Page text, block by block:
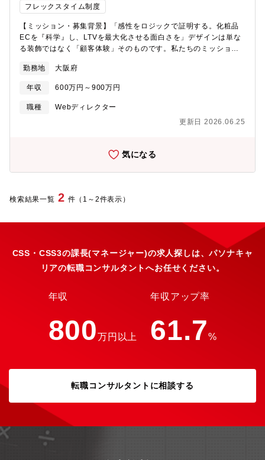
ィングを推進-グループ会社含む他部門への標準化支援とデザイン
コンサルテーション■今後の組織変革への参画-FY27以降に予定し
ている事業別チーム編成（競馬チーム / 競輪・新規公営競技チー
ム）に向けて、デザインGの運営方法を再設計。-上流設計 / 品質 /
実装 / 技術革新の4領域におけるグループ責任者候補の採用・育
デザインの両輪で価値を作る機能性だけでなく、ビジュアル・表
現・ブランド体験まで含めて設計できるポジションです。【チー
コーディングチーム：6名（協働体制あり）明るく意見を交わしや
すい雰囲気で、個人の裁量が大きい環境です。【会社・事業の成
係者に愛されるメディアへと成長しました。MIXIグループの一員
としてさらなるサービス拡大に向けてUI/UX領域を強化中です。
フレックスタイム制度
【ミッション・募集背景】「感性をロジックで証明する。化粧品
ECを『科学』し、LTVを最大化させる面白さを」デザインは単な
る装飾ではなく「顧客体験」そのものです。私たちのミッション
と。トレンドの移り変わりや事業成長のスピードが加速する中
で、データからユーザーインサイトを深く読み解き、CRMやリピ
ート戦略を見据えたマーケティング視点でのクリエイティブが不
可欠となっています。ブランドの世界観を磨き上げながら、確実
自らの手で加速させる興奮を、共に味わいましょう。【業務詳
る、KPI（CVR・LTV等）改善施策の立案と実行・ABテストを前
提としたクリエイティブ戦略の策定・撮影、イラスト、コピーラ
イティングなど、社内外パートナーのクオリティ管理▼クリエイ
デザイン・コーディング・新商品ローンチやシーズンプロモーシ
部 【ポジションの魅力】◎データ×クリエイティブで成果をつく
る実践型ポジションCVR・LTVなどの指標をもとに、UI/UX改善
やクリエイティブ戦略をリードし、事業成長に直結するアウトプ
ットができます。◎ブランド世界観とマーケティング視点の両立
ができる環境“美しさ”と“売れる仕組み”を両面からデザインし、
ECクリエイティブを推進できる裁量の大きさチーム・外部パート
がるフィールドデザイン・コーディング・UI/UX・分析・ディレク
ションなど、多面でスキルが習得・発揮できるポジションです。
を届けたいという想いから2007年5月に株式会社エトヴォスを設
ラルメイク×セラミドスキンケア」という独自の価値を確立してき
ました。私たちが大切にしているのは、科学的根拠に基づいた確
かな機能性と、肌へのやさしさを決して妥協しない姿勢です。変
化の絶えない化粧品業界において、常に「お客様にとっての真
勤務地 大阪府
年収 600万円～900万円
職種
Webディレクター
更新日 2026.06.25
気になる
検索結果一覧 2 件（1～2件表示）
CSS・CSS3の課長(マネージャー)の求人探しは、パソナキャ
リアの転職コンサルタントへお任せください。
年収
800万円以上
年収アップ率
61.7%
転職コンサルタントに相談する